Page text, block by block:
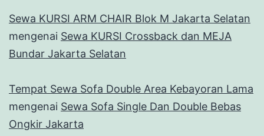
Sewa KURSI ARM CHAIR Blok M Jakarta Selatan
mengenai Sewa KURSI Crossback dan MEJA
Bundar Jakarta Selatan
Tempat Sewa Sofa Double Area Kebayoran Lama
mengenai Sewa Sofa Single Dan Double Bebas
Ongkir Jakarta